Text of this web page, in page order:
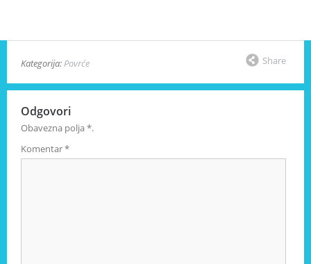
Kategorija: Povrće Share
Odgovori
Obavezna polja*.
Komentar*